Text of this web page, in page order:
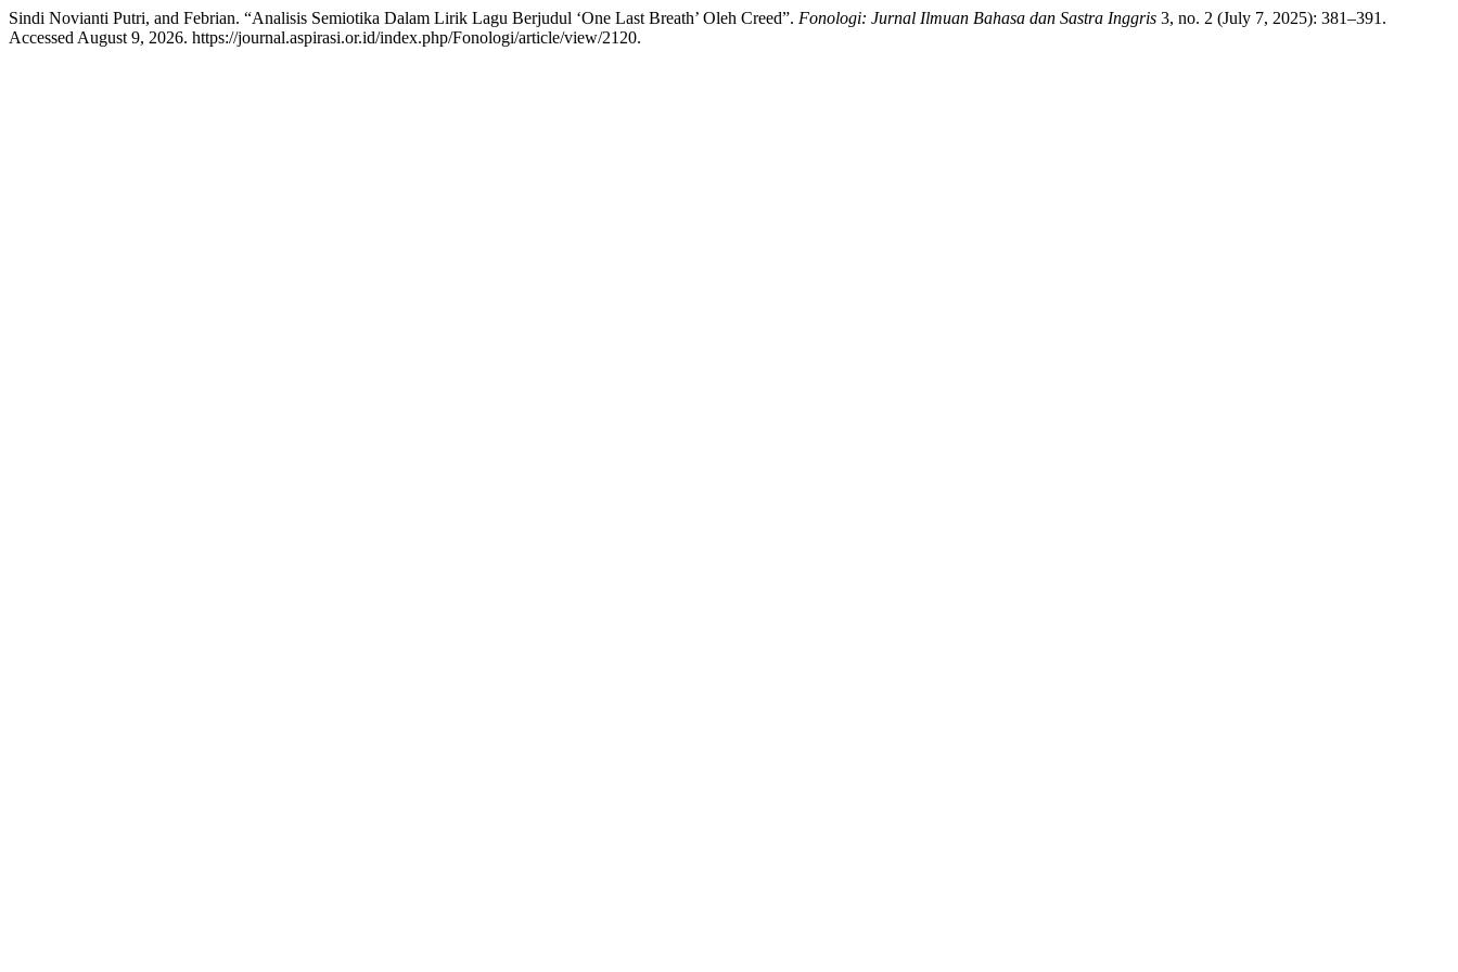
Sindi Novianti Putri, and Febrian. “Analisis Semiotika Dalam Lirik Lagu Berjudul ‘One Last Breath’ Oleh Creed”. Fonologi: Jurnal Ilmuan Bahasa dan Sastra Inggris 3, no. 2 (July 7, 2025): 381–391.
Accessed August 9, 2026. https://journal.aspirasi.or.id/index.php/Fonologi/article/view/2120.